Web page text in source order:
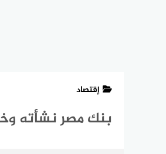
إقتصاد
بنك مصر نشأته